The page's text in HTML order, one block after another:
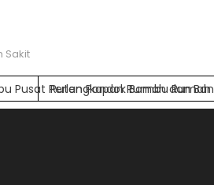
Sakit
Pusat Perlengkapan Rumah dan
Rutan Pondok Bambu